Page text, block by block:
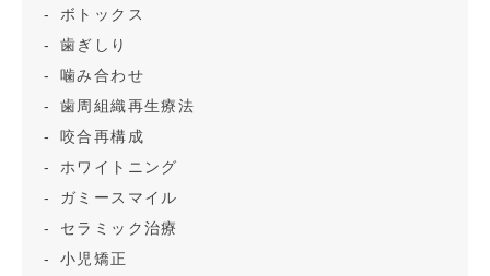
ボトックス
歯ぎしり
噛み合わせ
歯周組織再生療法
咬合再構成
ホワイトニング
ガミースマイル
セラミック治療
小児矯正